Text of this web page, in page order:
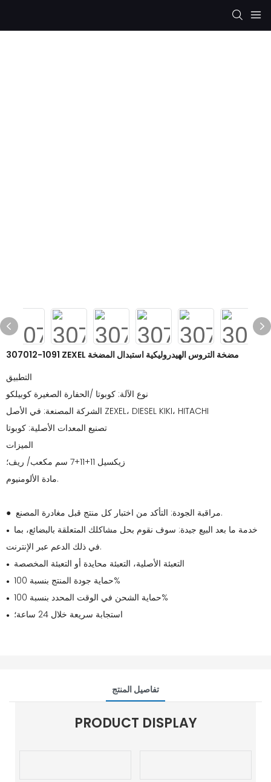
307012-1091 ZEXEL مضخة التروس الهيدروليكية استبدال المضخة
التطبيق
نوع الآلة: كوبوتا /الحفارة الصغيرة كوبيلكو
الشركة المصنعة: في الأصل ZEXEL، DIESEL KIKI، HITACHI
تصنيع المعدات الأصلية: كوبوتا
الميزات
زيكسيل 11+11+7 سم مكعب/ ريف؛
مادة الألومنيوم.
● مراقبة الجودة: التأكد من اختبار كل منتج قبل مغادرة المصنع.
●
في ذلك الدعم عبر الإنترنت.
● التعبئة الأصلية، التعبئة محايدة أو التعبئة المخصصة
● حماية جودة المنتج بنسبة 100%
● حماية الشحن في الوقت المحدد بنسبة 100%
● استجابة سريعة خلال 24 ساعة؛
تفاصيل المنتج
PRODUCT DISPLAY